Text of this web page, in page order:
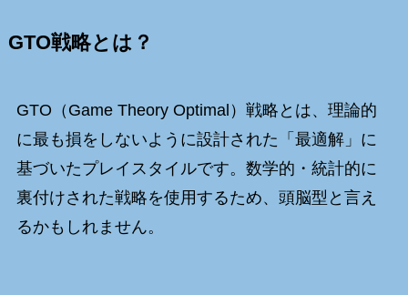
GTO戦略とは？
GTO（Game Theory Optimal）戦略とは、理論的
に最も損をしないように設計された「最適解」に
基づいたプレイスタイルです。数学的・統計的に
裏付けされた戦略を使用するため、頭脳型と言え
るかもしれません。